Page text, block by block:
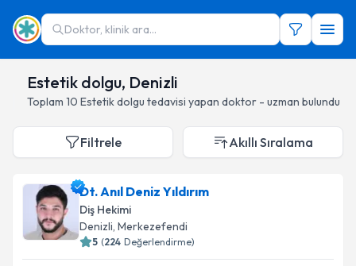
Doktor, klinik ara...
Estetik dolgu, Denizli
Toplam 10 Estetik dolgu tedavisi yapan doktor - uzman bulundu
Filtrele Akıllı Sıralama
Dt. Anıl Deniz Yıldırım
Diş Hekimi
Denizli, Merkezefendi
5 (224 Değerlendirme)